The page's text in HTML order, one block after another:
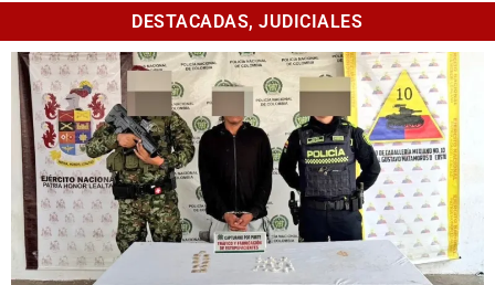
DESTACADAS, JUDICIALES